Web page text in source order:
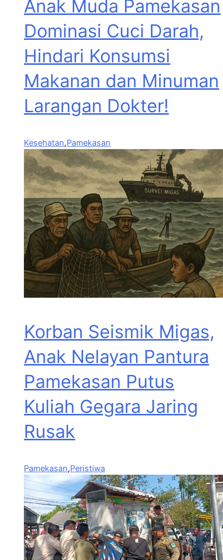
Anak Muda Pamekasan
Dominasi Cuci Darah,
Hindari Konsumsi
Makanan dan Minuman
Larangan Dokter!
Kesehatan,Pamekasan
Korban Seismik Migas,
Anak Nelayan Pantura
Pamekasan Putus
Kuliah Gegara Jaring
Rusak
Pamekasan,Peristiwa